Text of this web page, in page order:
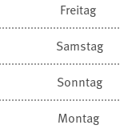
Freitag
Samstag
Sonntag
Montag